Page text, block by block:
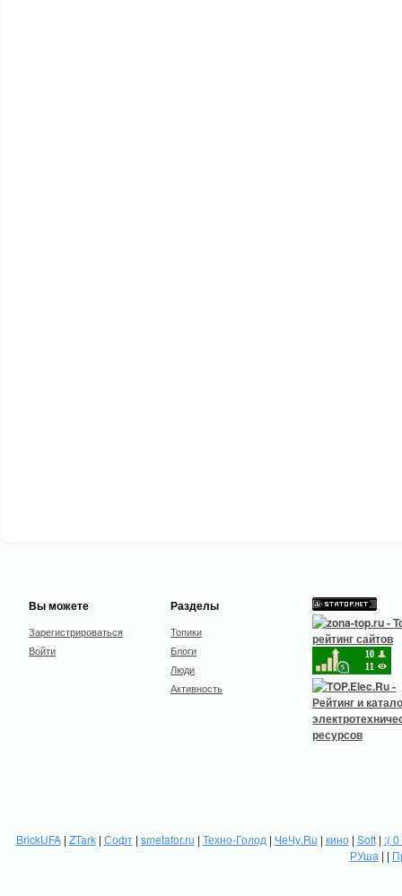
Вы можете
Зарегистрироваться
Войти
Разделы
Топики
Блоги
Люди
Активность
BrickUFA| ZTark| Софт| smetafor.ru | Техно-Голод | ЧеЧу.Ru | кино| Soft| :(
РУша | |